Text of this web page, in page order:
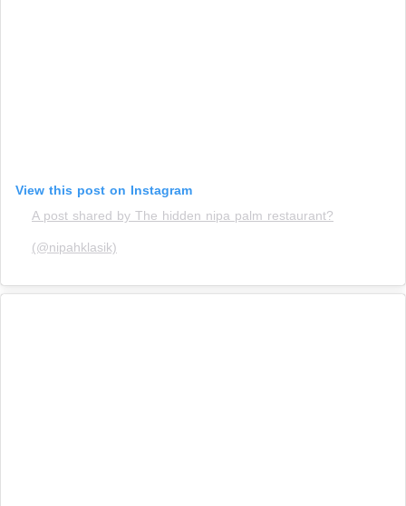
View this post on Instagram
A post shared by The hidden nipa palm restaurant?
(@nipahklasik)